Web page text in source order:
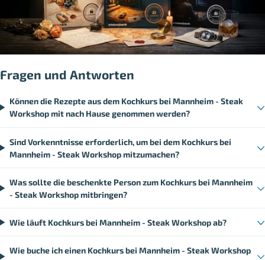
Fragen und Antworten
Können die Rezepte aus dem Kochkurs bei Mannheim - Steak
Workshop mit nach Hause genommen werden?
Sind Vorkenntnisse erforderlich, um bei dem Kochkurs bei
Mannheim - Steak Workshop mitzumachen?
Was sollte die beschenkte Person zum Kochkurs bei Mannheim
- Steak Workshop mitbringen?
Wie läuft Kochkurs bei Mannheim - Steak Workshop ab?
Wie buche ich einen Kochkurs bei Mannheim - Steak Workshop